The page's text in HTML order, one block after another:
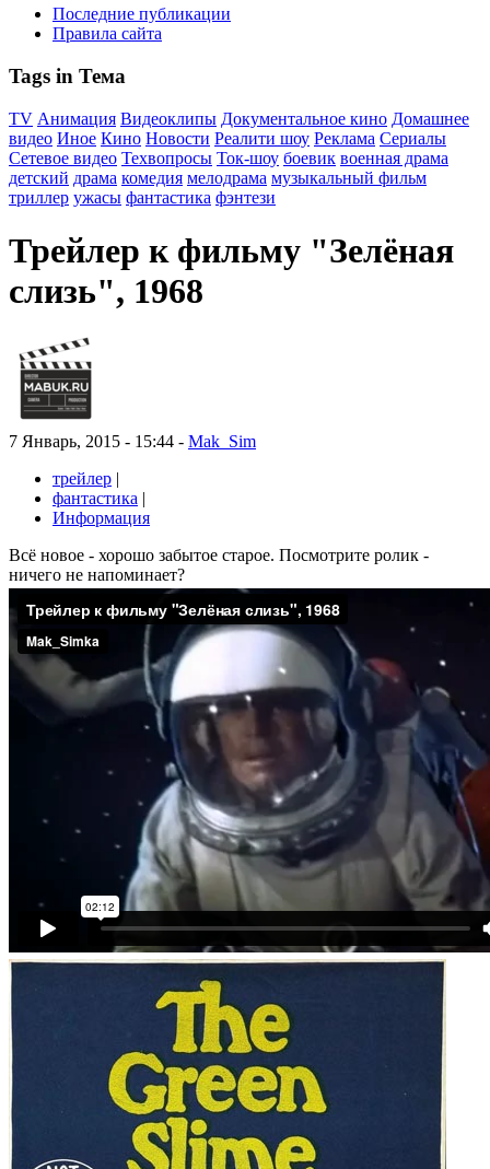
Последние публикации
Правила сайта
Tags in Тема
TV Анимация Видеоклипы Документальное кино Домашнее
видео Иное Кино Новости Реалити шоу Реклама Сериалы
Сетевое видео Техвопросы Ток-шоу боевик военная драма
детский драма комедия мелодрама музыкальный фильм
триллер ужасы фантастика фэнтези
Трейлер к фильму "Зелёная
слизь", 1968
7 Январь, 2015 - 15:44 - Mak_Sim
трейлер |
фантастика |
Информация
Всё новое - хорошо забытое старое. Посмотрите ролик -
ничего не напоминает?